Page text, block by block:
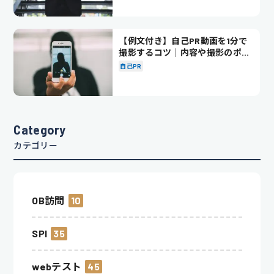
【例文付き】自己PR動画を1分で
撮影するコツ｜内容や撮影のポイ
ントも解説
自己PR
Category
カテゴリー
OB訪問 10
SPI 35
webテスト 45